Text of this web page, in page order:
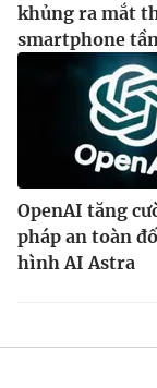
khủng ra mắt
smartphone
OpenAI tăng
pháp an toàn
hình AI Astra